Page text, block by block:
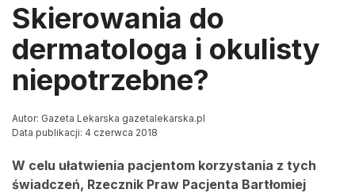
Skierowania do
dermatologa i okulisty
niepotrzebne?
Autor: Gazeta Lekarska gazetalekarska.pl
Data publikacji: 4 czerwca 2018
W celu ułatwienia pacjentom korzystania z tych
świadczeń, Rzecznik Praw Pacjenta Bartłomiej